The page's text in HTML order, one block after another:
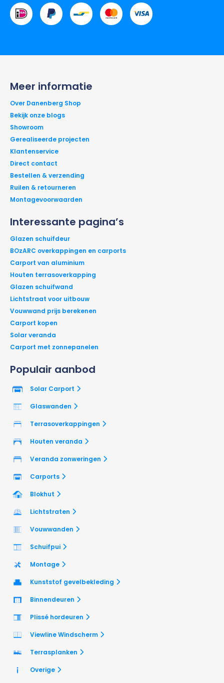
Populair aanbod
Solar Carport
Glaswanden
Terrasoverkappingen
Houten veranda
Veranda zonweringen
Carports
Blokhut
Lichtstraten
Vouwwanden
Schuifpui
Montage
Kunststof gevelbekleding
Binnendeuren
Plissé hordeuren
Viewline Windscherm
Terrasplanken
Overige
Interessante pagina’s
Glazen schuifdeur
BOzARC overkappingen en carports
Carport van aluminium
Houten terrasoverkapping
Glazen schuifwand
Lichtstraat voor uitbouw
Vouwwand prijs berekenen
Carport kopen
Solar veranda
Carport met zonnepanelen
Meer informatie
Over Danenberg Shop
Bekijk onze blogs
Showroom
Gerealiseerde projecten
Klantenservice
Direct contact
Bestellen & verzending
Ruilen & retourneren
Montagevoorwaarden